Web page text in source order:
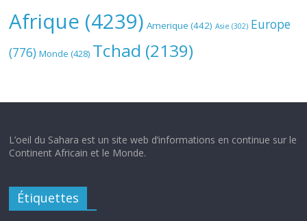
Afrique (4239) Amerique (442) Asie (302) Europe
(776) Monde (428) Tchad (2139)
L’oeil du Sahara est un site web d’informations en continue sur le
Continent Africain et le Monde.
Étiquettes